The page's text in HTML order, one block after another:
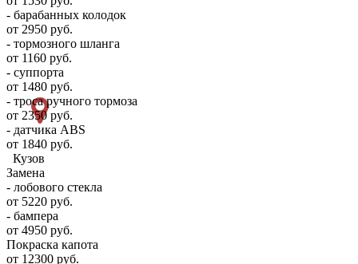
- барабанных колодок
от 2950 руб.
- тормозного шланга
от 1160 руб.
- суппорта
от 1480 руб.
- троса ручного тормоза
от 2350 руб.
- датчика ABS
от 1840 руб.
Кузов
Замена
- лобового стекла
от 5220 руб.
- бампера
от 4950 руб.
Покраска капота
от 12300 руб.